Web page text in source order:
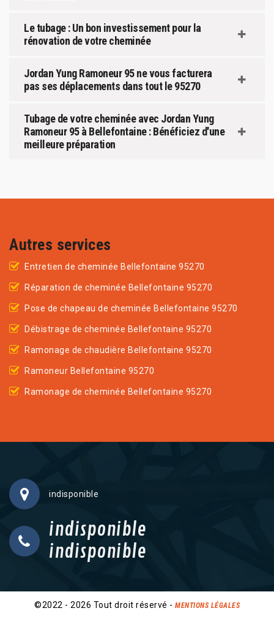
Le tubage : Un bon investissement pour la
rénovation de votre cheminée
Jordan Yung Ramoneur 95 ne vous facturera
pas ses déplacements dans tout le 95270
Tubage de votre cheminée avec Jordan Yung
Ramoneur 95 à Bellefontaine : Bénéficiez d'une
meilleure préparation
Autres services
Entretien de cheminée Bellefontaine 95270
Réparation de cheminée Bellefontaine 95270
Pose de chapeau de cheminée Bellefontaine 95270
Débistrage de cheminée Bellefontaine 95270
Ramonage de chaudière Bellefontaine 95270
Ramoneur Bellefontaine 95270
Ramonage de cheminée Bellefontaine 95270
indisponible
indisponible
indisponible
©2022 - 2026 Tout droit réservé - MENTIONS LÉGALES